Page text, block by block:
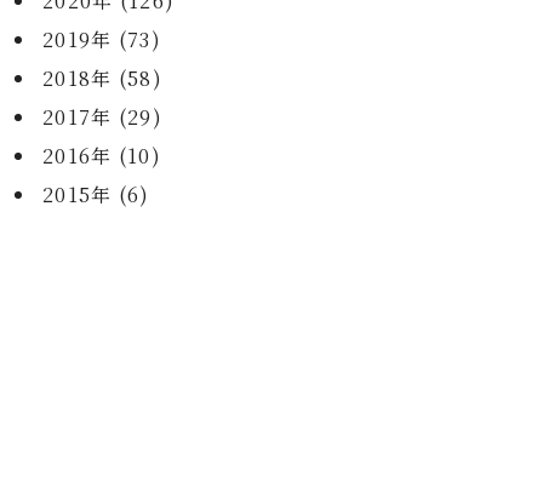
2019年 (73)
2018年 (58)
2017年 (29)
2016年 (10)
2015年 (6)